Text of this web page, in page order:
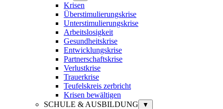
Krisen
Überstimulierungskrise
Unterstimulierungskrise
Arbeitslosigkeit
Gesundheitskrise
Entwicklungskrise
Partnerschaftskrise
Verlustkrise
Trauerkrise
Teufelskreis zerbricht
Krisen bewältigen
SCHULE & AUSBILDUNG
▼